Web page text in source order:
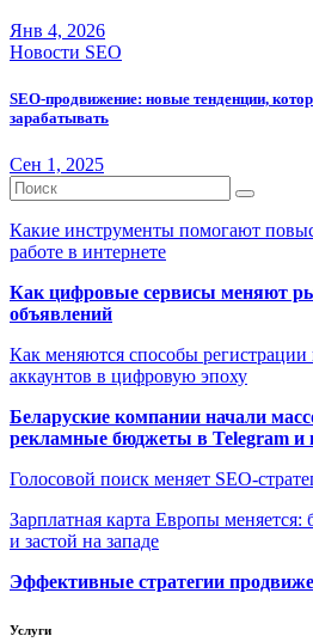
Янв 4, 2026
Новости SEO
SEO-продвижение: новые тенденции,
зарабатывать
Сен 1, 2025
Какие инструменты помогают
работе в интернете
Как цифровые сервисы меняют
объявлений
Как меняются способы
аккаунтов в цифровую эпоху
Беларуские компании начали
рекламные бюджеты в Telegram и
Голосовой поиск меняет SEO-
Зарплатная карта Европы меняется:
и застой на западе
Эффективные стратегии
Услуги